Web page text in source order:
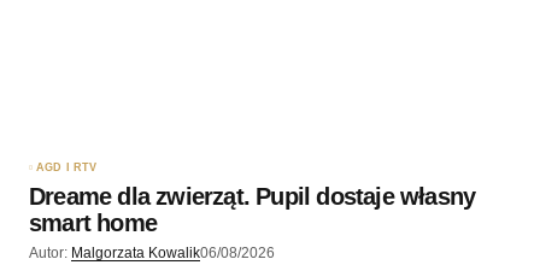
AGD I RTV
Dreame dla zwierząt. Pupil dostaje własny
smart home
Autor: Malgorzata Kowalik06/08/2026